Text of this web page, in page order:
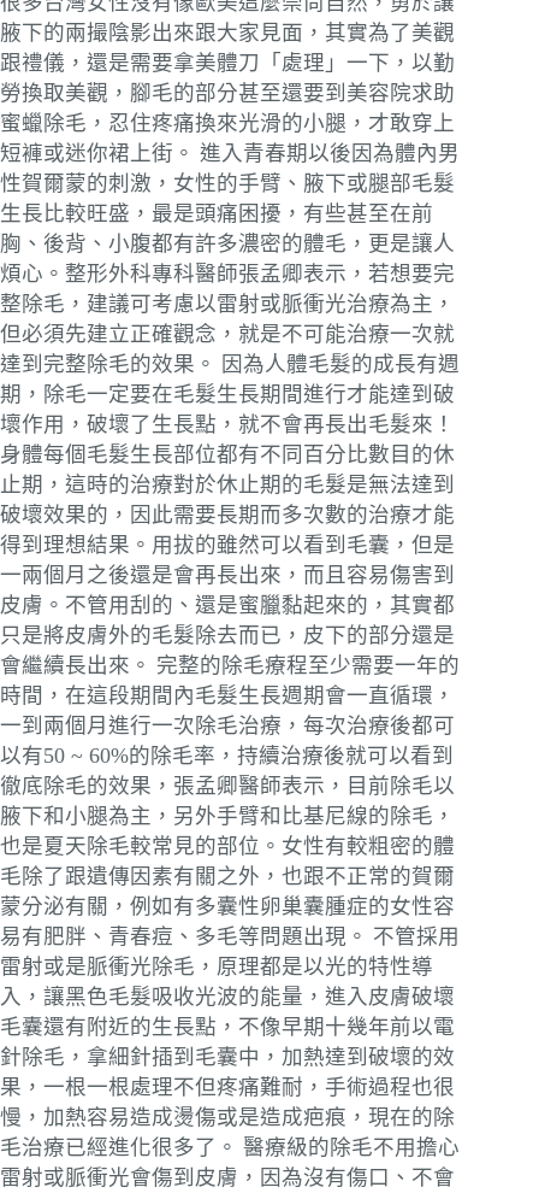
腋下的兩撮陰影出來跟大家見面，其實為了美觀
跟禮儀，還是需要拿美體刀「處理」一下，以勤
勞換取美觀，腳毛的部分甚至還要到美容院求助
蜜蠟除毛，忍住疼痛換來光滑的小腿，才敢穿上
短褲或迷你裙上街。 進入青春期以後因為體內男
性賀爾蒙的刺激，女性的手臂、腋下或腿部毛髮
生長比較旺盛，最是頭痛困擾，有些甚至在前
胸、後背、小腹都有許多濃密的體毛，更是讓人
煩心。整形外科專科醫師張孟卿表示，若想要完
整除毛，建議可考慮以雷射或脈衝光治療為主，
但必須先建立正確觀念，就是不可能治療一次就
達到完整除毛的效果。 因為人體毛髮的成長有週
期，除毛一定要在毛髮生長期間進行才能達到破
壞作用，破壞了生長點，就不會再長出毛髮來！
身體每個毛髮生長部位都有不同百分比數目的休
止期，這時的治療對於休止期的毛髮是無法達到
破壞效果的，因此需要長期而多次數的治療才能
得到理想結果。用拔的雖然可以看到毛囊，但是
一兩個月之後還是會再長出來，而且容易傷害到
皮膚。不管用刮的、還是蜜臘黏起來的，其實都
只是將皮膚外的毛髮除去而已，皮下的部分還是
會繼續長出來。 完整的除毛療程至少需要一年的
時間，在這段期間內毛髮生長週期會一直循環，
一到兩個月進行一次除毛治療，每次治療後都可
以有50 ~ 60%的除毛率，持續治療後就可以看到
徹底除毛的效果，張孟卿醫師表示，目前除毛以
腋下和小腿為主，另外手臂和比基尼線的除毛，
也是夏天除毛較常見的部位。女性有較粗密的體
毛除了跟遺傳因素有關之外，也跟不正常的賀爾
蒙分泌有關，例如有多囊性卵巢囊腫症的女性容
易有肥胖、青春痘、多毛等問題出現。 不管採用
雷射或是脈衝光除毛，原理都是以光的特性導
入，讓黑色毛髮吸收光波的能量，進入皮膚破壞
毛囊還有附近的生長點，不像早期十幾年前以電
針除毛，拿細針插到毛囊中，加熱達到破壞的效
果，一根一根處理不但疼痛難耐，手術過程也很
慢，加熱容易造成燙傷或是造成疤痕，現在的除
毛治療已經進化很多了。 醫療級的除毛不用擔心
雷射或脈衝光會傷到皮膚，因為沒有傷口、不會